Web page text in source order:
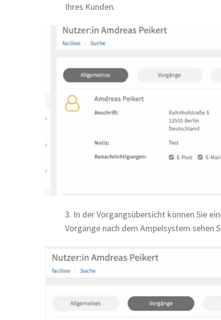
Ihres Kunden.
3. In der Vorgangsübersicht können Sie
Vorgänge nach dem Ampelsystem sehen